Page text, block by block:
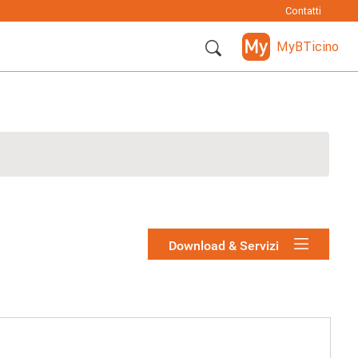
Contatti
MyBTicino
Download & Servizi